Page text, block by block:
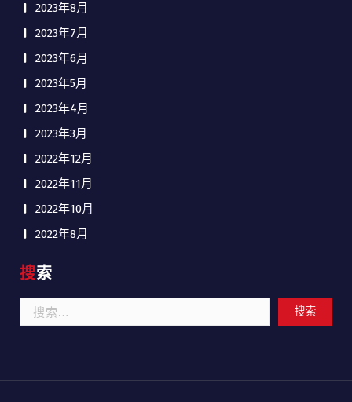
2023年8月
2023年7月
2023年6月
2023年5月
2023年4月
2023年3月
2022年12月
2022年11月
2022年10月
2022年8月
搜索
索：